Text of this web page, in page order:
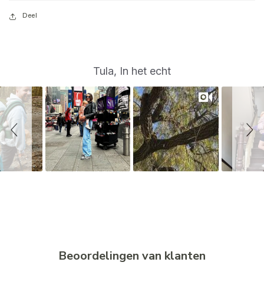
Deel
i
d
e
s
h
o
w
Tula, In het echt
Beoordelingen van klanten